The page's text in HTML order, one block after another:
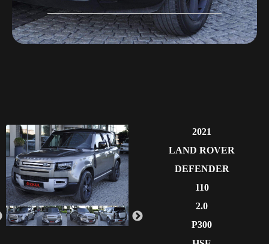
2021
LAND ROVER
DEFENDER
110
2.0
P300